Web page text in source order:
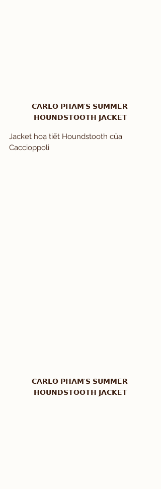
𝗖𝗔𝗥𝗟𝗢 𝗣𝗛𝗔𝗠'𝗦 𝗦𝗨𝗠𝗠𝗘𝗥
𝗛𝗢𝗨𝗡𝗗𝗦𝗧𝗢𝗢𝗧𝗛 𝗝𝗔𝗖𝗞𝗘𝗧
Jacket hoạ tiết Houndstooth của
Caccioppoli
𝗖𝗔𝗥𝗟𝗢 𝗣𝗛𝗔𝗠'𝗦 𝗦𝗨𝗠𝗠𝗘𝗥
𝗛𝗢𝗨𝗡𝗗𝗦𝗧𝗢𝗢𝗧𝗛 𝗝𝗔𝗖𝗞𝗘𝗧